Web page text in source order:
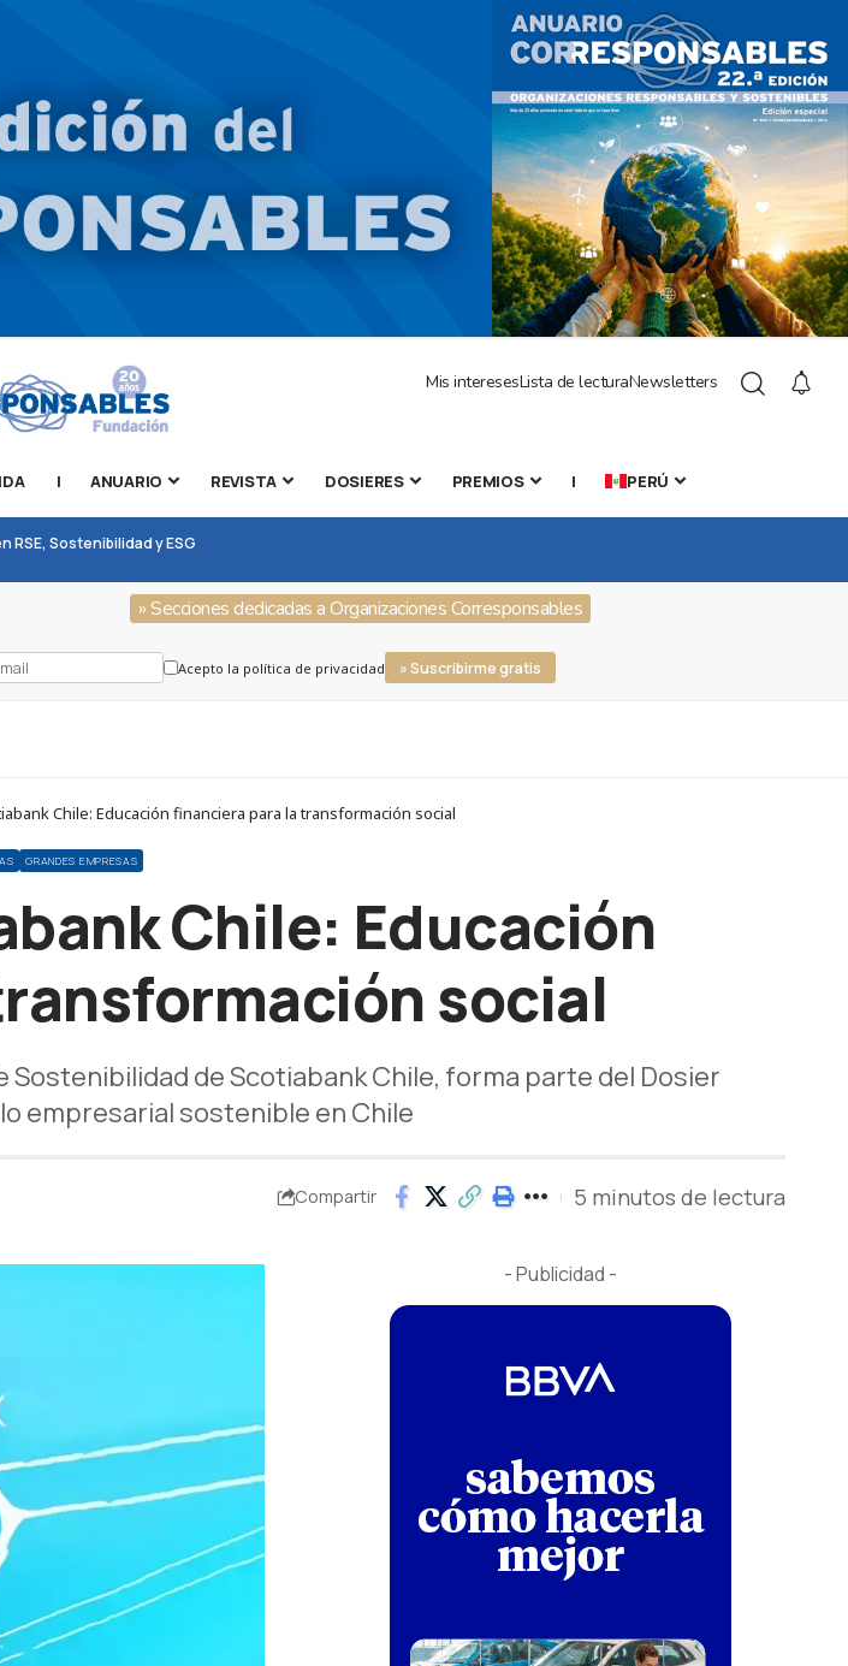
Mis interesesLista de lecturaNewsletters
| ANUARIO REVISTA DOSIERES PREMIOS | PERÚ
Sostenibilidad y ESG
» Secciones dedicadas a Organizaciones Corresponsables
Acepto la política de privacidad » Suscribirme gratis
Chile: Educación financiera para la transformación social
GRANDES EMPRESAS
Chile: Educación
social
de Scotiabank Chile, forma parte del Dosier
empresarial sostenible en Chile
Compartir 5 minutos de lectura
- Publicidad -